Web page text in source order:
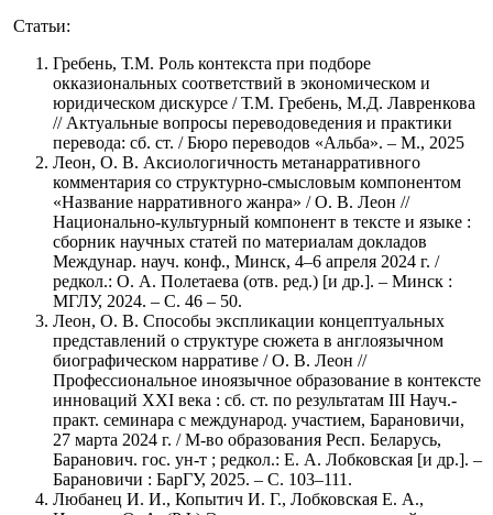
Статьи:
Гребень, Т.М. Роль контекста при подборе
окказиональных соответствий в экономическом и
юридическом дискурсе / Т.М. Гребень, М.Д. Лавренкова
// Актуальные вопросы переводоведения и практики
перевода: сб. ст. / Бюро переводов «Альба». – М., 2025
Леон, О. В. Аксиологичность метанарративного
комментария со структурно-смысловым компонентом
«Название нарративного жанра» / О. В. Леон //
Национально-культурный компонент в тексте и языке :
сборник научных статей по материалам докладов
Междунар. науч. конф., Минск, 4–6 апреля 2024 г. /
редкол.: О. А. Полетаева (отв. ред.) [и др.]. – Минск :
МГЛУ, 2024. – С. 46 – 50.
Леон, О. В. Способы экспликации концептуальных
представлений о структуре сюжета в англоязычном
биографическом нарративе / О. В. Леон //
Профессиональное иноязычное образование в контексте
инноваций XXI века : сб. ст. по результатам IIІ Науч.-
практ. семинара с международ. участием, Барановичи,
27 марта 2024 г. / М-во образования Респ. Беларусь,
Баранович. гос. ун-т ; редкол.: Е. А. Лобковская [и др.]. –
Барановичи : БарГУ, 2025. – С. 103–111.
Любанец И. И., Копытич И. Г., Лобковская Е. А.,